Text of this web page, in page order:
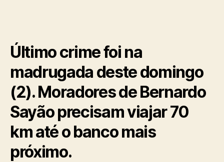
Último crime foi na
madrugada deste domingo
(2). Moradores de Bernardo
Sayão precisam viajar 70
km até o banco mais
próximo.